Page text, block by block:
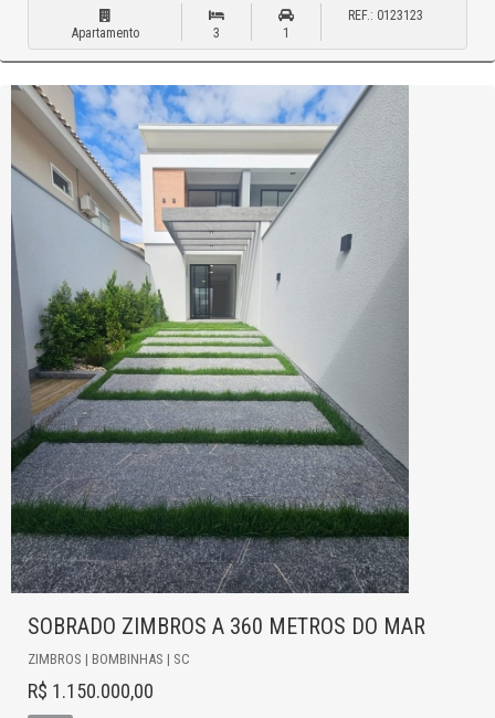
Apartamento 3 1
REF.: 0123123
SOBRADO ZIMBROS A 360 METROS DO MAR
ZIMBROS | BOMBINHAS | SC
R$ 1.150.000,00